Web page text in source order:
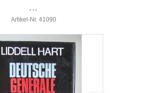
...
Artikel-Nr. 41090